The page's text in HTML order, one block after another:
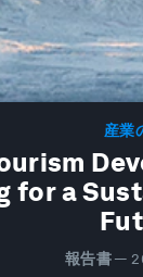
産業
for a
報告書—